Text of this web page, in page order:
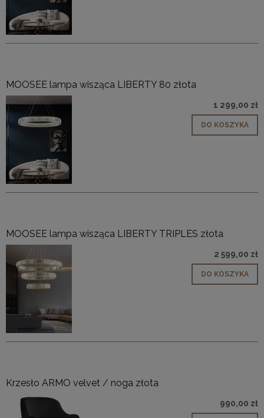
MOOSEE lampa wisząca LIBERTY 80 złota
1 299,00 zł
DO KOSZYKA
MOOSEE lampa wisząca LIBERTY TRIPLES złota
2 599,00 zł
DO KOSZYKA
Krzesło ARMO velvet / noga złota
990,00 zł